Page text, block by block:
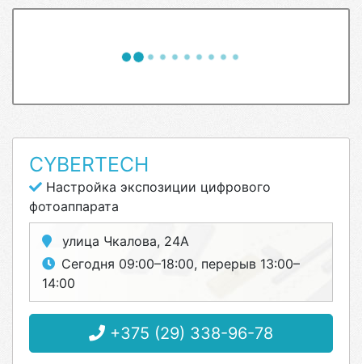
CYBERTECH
Настройка экспозиции цифрового
фотоаппарата
улица Чкалова, 24А
Сегодня 09:00–18:00, перерыв 13:00–
14:00
+375 (29) 338-96-78